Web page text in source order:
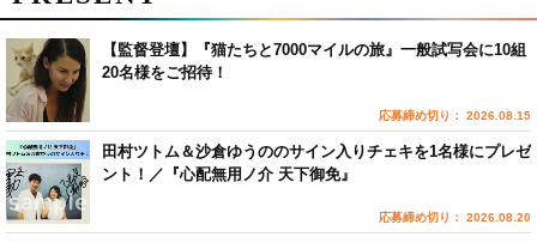
【監督登壇】『猫たちと7000マイルの旅』一般試写会に10組
20名様をご招待！
応募締め切り： 2026.08.15
田村ツトム＆沙倉ゆうののサイン入りチェキを1名様にプレゼ
ント！／『心配無用ノ介 天下御免』
応募締め切り： 2026.08.20